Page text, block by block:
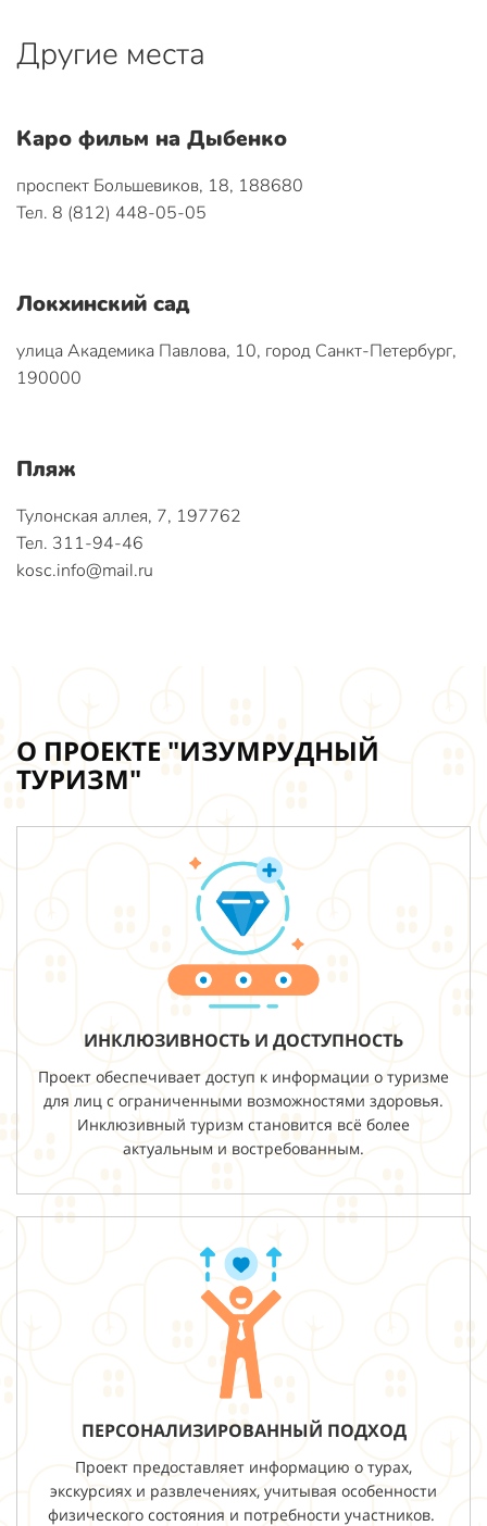
Другие места
Каро фильм на Дыбенко
проспект Большевиков, 18, 188680
Тел. 8 (812) 448-05-05
Локхинский сад
улица Академика Павлова, 10, город Санкт-Петербург,
190000
Пляж
Тулонская аллея, 7, 197762
Тел. 311-94-46
kosc.info@mail.ru
О ПРОЕКТЕ "ИЗУМРУДНЫЙ
ТУРИЗМ"
ИНКЛЮЗИВНОСТЬ И ДОСТУПНОСТЬ
Проект обеспечивает доступ к информации о туризме
для лиц с ограниченными возможностями здоровья.
Инклюзивный туризм становится всё более
актуальным и востребованным.
ПЕРСОНАЛИЗИРОВАННЫЙ ПОДХОД
Проект предоставляет информацию о турах,
экскурсиях и развлечениях, учитывая особенности
физического состояния и потребности участников.